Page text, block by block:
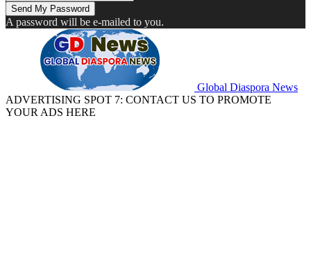
A password will be e-mailed to you.
Global Diaspora News
ADVERTISING SPOT 7: CONTACT US TO PROMOTE
YOUR ADS HERE